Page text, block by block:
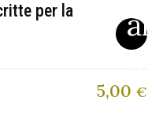
per la
5,00 €